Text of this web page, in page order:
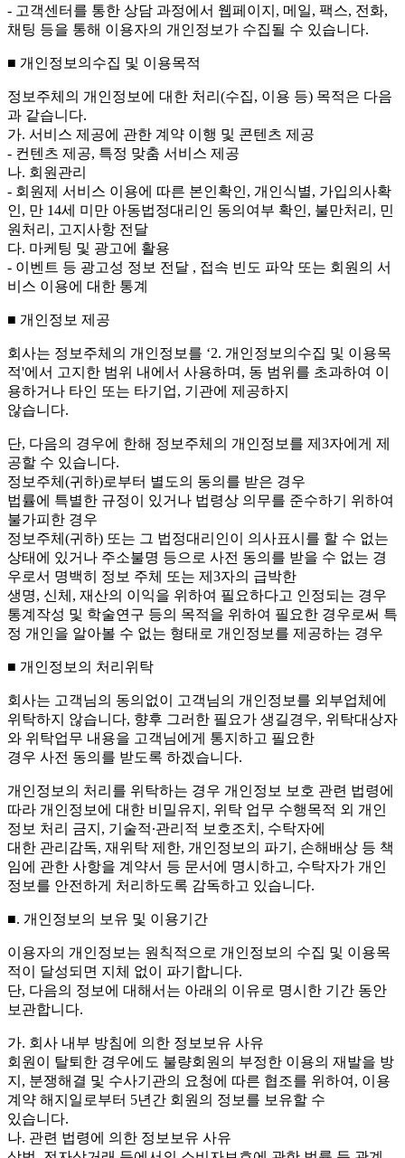
- 고객센터를 통한 상담 과정에서 웹페이지, 메일, 팩스, 전화,
채팅 등을 통해 이용자의 개인정보가 수집될 수 있습니다.
■ 개인정보의수집 및 이용목적
정보주체의 개인정보에 대한 처리(수집, 이용 등) 목적은 다음
과 같습니다.
가. 서비스 제공에 관한 계약 이행 및 콘텐츠 제공
- 컨텐츠 제공, 특정 맞춤 서비스 제공
나. 회원관리
- 회원제 서비스 이용에 따른 본인확인, 개인식별, 가입의사확
인, 만 14세 미만 아동법정대리인 동의여부 확인, 불만처리, 민
원처리, 고지사항 전달
다. 마케팅 및 광고에 활용
- 이벤트 등 광고성 정보 전달 , 접속 빈도 파악 또는 회원의 서
비스 이용에 대한 통계
■ 개인정보 제공
회사는 정보주체의 개인정보를 ‘2. 개인정보의수집 및 이용목
적'에서 고지한 범위 내에서 사용하며, 동 범위를 초과하여 이
용하거나 타인 또는 타기업, 기관에 제공하지
않습니다.
단, 다음의 경우에 한해 정보주체의 개인정보를 제3자에게 제
공할 수 있습니다.
정보주체(귀하)로부터 별도의 동의를 받은 경우
법률에 특별한 규정이 있거나 법령상 의무를 준수하기 위하여
불가피한 경우
정보주체(귀하) 또는 그 법정대리인이 의사표시를 할 수 없는
상태에 있거나 주소불명 등으로 사전 동의를 받을 수 없는 경
우로서 명백히 정보 주체 또는 제3자의 급박한
생명, 신체, 재산의 이익을 위하여 필요하다고 인정되는 경우
통계작성 및 학술연구 등의 목적을 위하여 필요한 경우로써 특
정 개인을 알아볼 수 없는 형태로 개인정보를 제공하는 경우
■ 개인정보의 처리위탁
회사는 고객님의 동의없이 고객님의 개인정보를 외부업체에
위탁하지 않습니다, 향후 그러한 필요가 생길경우, 위탁대상자
와 위탁업무 내용을 고객님에게 통지하고 필요한
경우 사전 동의를 받도록 하겠습니다.
개인정보의 처리를 위탁하는 경우 개인정보 보호 관련 법령에
따라 개인정보에 대한 비밀유지, 위탁 업무 수행목적 외 개인
정보 처리 금지, 기술적∙관리적 보호조치, 수탁자에
대한 관리감독, 재위탁 제한, 개인정보의 파기, 손해배상 등 책
임에 관한 사항을 계약서 등 문서에 명시하고, 수탁자가 개인
정보를 안전하게 처리하도록 감독하고 있습니다.
■. 개인정보의 보유 및 이용기간
이용자의 개인정보는 원칙적으로 개인정보의 수집 및 이용목
적이 달성되면 지체 없이 파기합니다.
단, 다음의 정보에 대해서는 아래의 이유로 명시한 기간 동안
보관합니다.
가. 회사 내부 방침에 의한 정보보유 사유
회원이 탈퇴한 경우에도 불량회원의 부정한 이용의 재발을 방
지, 분쟁해결 및 수사기관의 요청에 따른 협조를 위하여, 이용
계약 해지일로부터 5년간 회원의 정보를 보유할 수
있습니다.
나. 관련 법령에 의한 정보보유 사유